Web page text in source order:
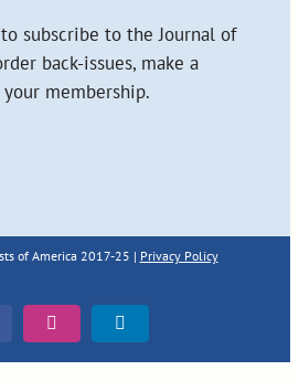
subscribe to the Journal of
back-issues, make a
membership.
of America 2017-25 | Privacy Policy
InstagramLinkedIn